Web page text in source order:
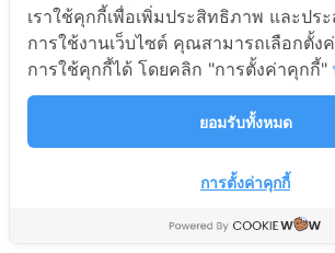
เราใช้คุกกี้เพื่อเพิ่มประสิทธิภาพ และปร
การใช้งานเว็บไซต์ คุณสามารถเลือกตั้ง
การใช้คุกกี้ได้ โดยคลิก "การตั้งค่าคุกกี้"
ยอมรับทั้งหมด
การตั้งค่าคุกกี้